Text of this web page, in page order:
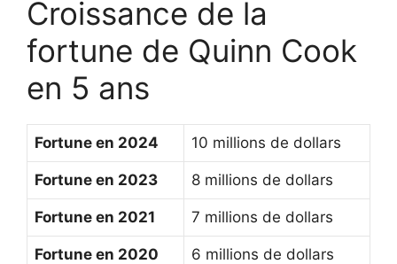
Croissance de la
fortune de Quinn Cook
en 5 ans
Fortune en 2024 10 millions de dollars
Fortune en 2023 8 millions de dollars
Fortune en 2021 7 millions de dollars
Fortune en 2020 6 millions de dollars